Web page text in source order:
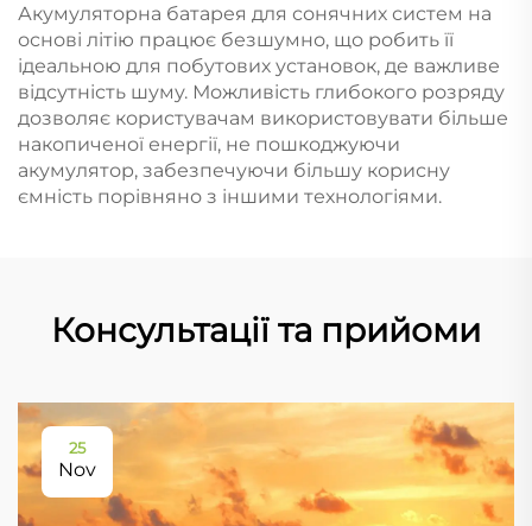
Акумуляторна батарея для сонячних систем на
основі літію працює безшумно, що робить її
ідеальною для побутових установок, де важливе
відсутність шуму. Можливість глибокого розряду
дозволяє користувачам використовувати більше
накопиченої енергії, не пошкоджуючи
акумулятор, забезпечуючи більшу корисну
ємність порівняно з іншими технологіями.
Консультації та прийоми
25
Nov